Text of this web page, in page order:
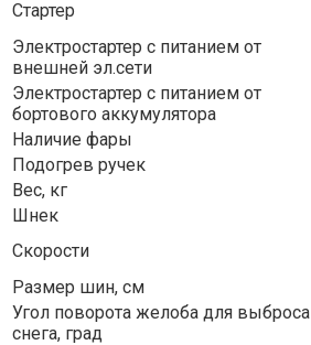
Стартер
Электростартер с питанием от
внешней эл.сети
Электростартер с питанием от
бортового аккумулятора
Наличие фары
Подогрев ручек
Вес, кг
Шнек
Скорости
Размер шин, см
Угол поворота желоба для выброса
снега, град